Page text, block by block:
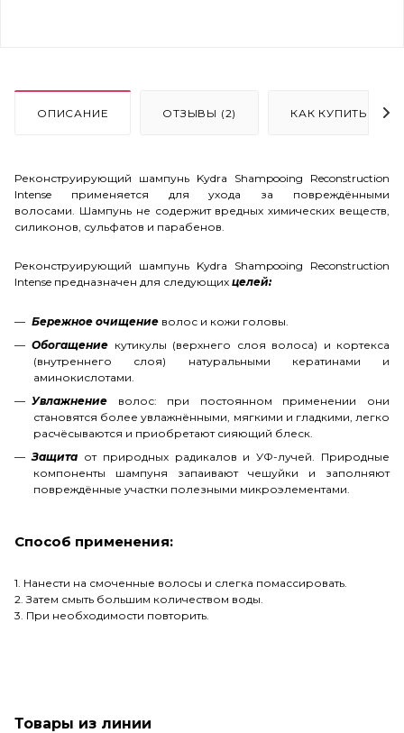
ОПИСАНИЕ ОТЗЫВЫ (2) КАК КУПИТЬ
Реконструирующий шампунь Kydra Shampooing Reconstruction
Intense применяется для ухода за повреждёнными
волосами. Шампунь не содержит вредных химических веществ,
силиконов, сульфатов и парабенов.
Реконструирующий шампунь Kydra Shampooing Reconstruction
Intense предназначен для следующих целей:
Бережное очищение волос и кожи головы.
Обогащение кутикулы (верхнего слоя волоса) и кортекса
(внутреннего слоя) натуральными кератинами и
аминокислотами.
Увлажнение волос: при постоянном применении они
становятся более увлажнёнными, мягкими и гладкими, легко
расчёсываются и приобретают сияющий блеск.
Защита от природных радикалов и УФ-лучей. Природные
компоненты шампуня запаивают чешуйки и заполняют
повреждённые участки полезными микроэлементами.
Способ применения:
1. Нанести на смоченные волосы и слегка помассировать.
2. Затем смыть большим количеством воды.
3. При необходимости повторить.
Товары из линии